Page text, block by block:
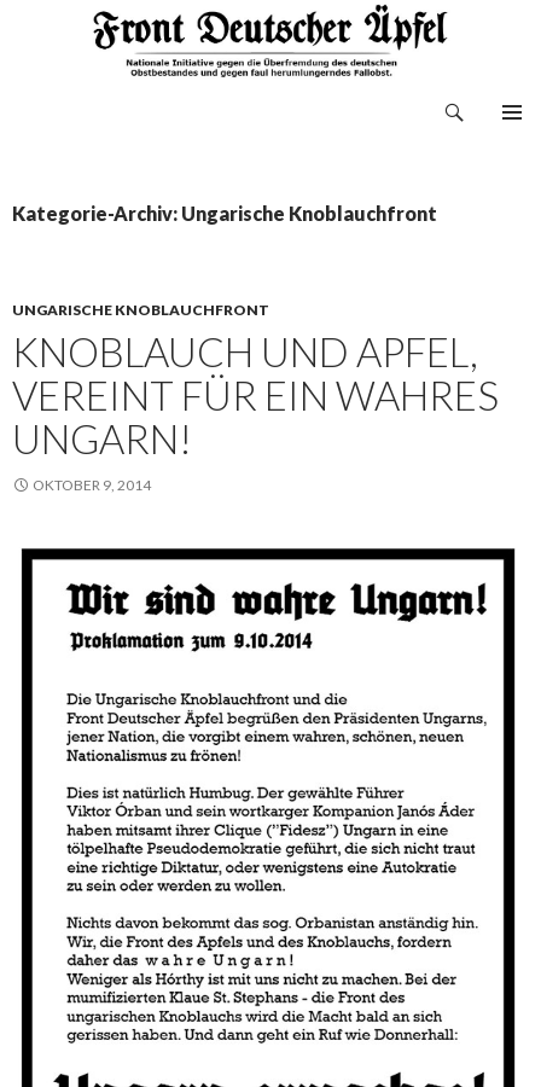
Kategorie-Archiv: Ungarische Knoblauchfront
UNGARISCHE KNOBLAUCHFRONT
KNOBLAUCH UND APFEL,
VEREINT FÜR EIN WAHRES
UNGARN!
OKTOBER 9, 2014